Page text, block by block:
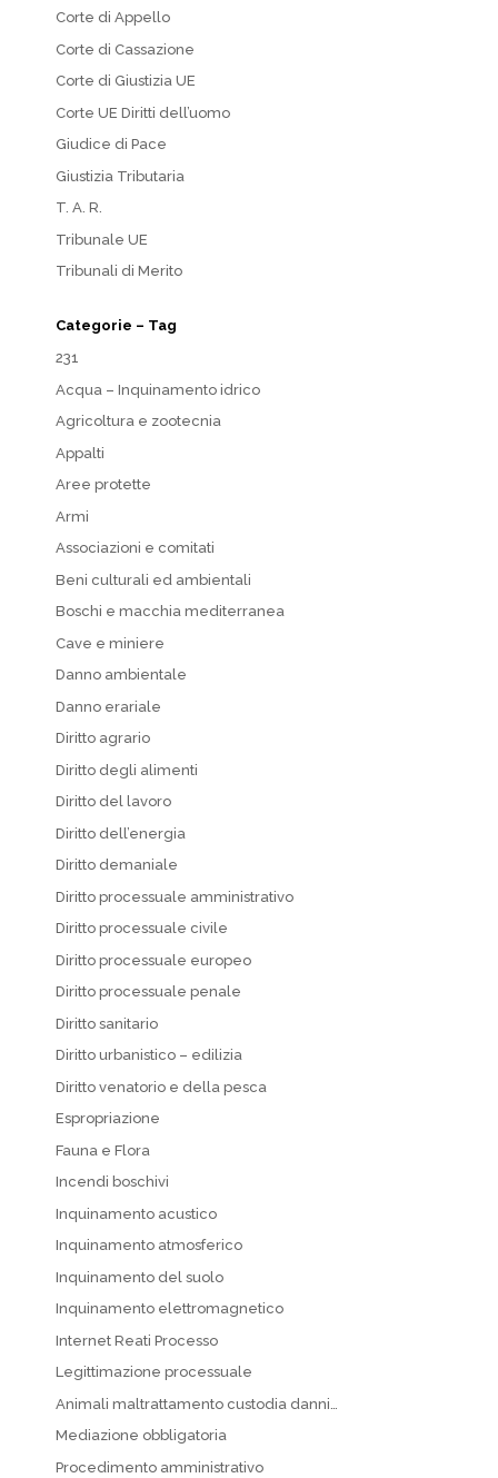
Corte di Appello
Corte di Cassazione
Corte di Giustizia UE
Corte UE Diritti dell’uomo
Giudice di Pace
Giustizia Tributaria
T. A. R.
Tribunale UE
Tribunali di Merito
Categorie – Tag
231
Acqua – Inquinamento idrico
Agricoltura e zootecnia
Appalti
Aree protette
Armi
Associazioni e comitati
Beni culturali ed ambientali
Boschi e macchia mediterranea
Cave e miniere
Danno ambientale
Danno erariale
Diritto agrario
Diritto degli alimenti
Diritto del lavoro
Diritto dell’energia
Diritto demaniale
Diritto processuale amministrativo
Diritto processuale civile
Diritto processuale europeo
Diritto processuale penale
Diritto sanitario
Diritto urbanistico – edilizia
Diritto venatorio e della pesca
Espropriazione
Fauna e Flora
Incendi boschivi
Inquinamento acustico
Inquinamento atmosferico
Inquinamento del suolo
Inquinamento elettromagnetico
Internet Reati Processo
Legittimazione processuale
Animali maltrattamento custodia danni…
Mediazione obbligatoria
Procedimento amministrativo